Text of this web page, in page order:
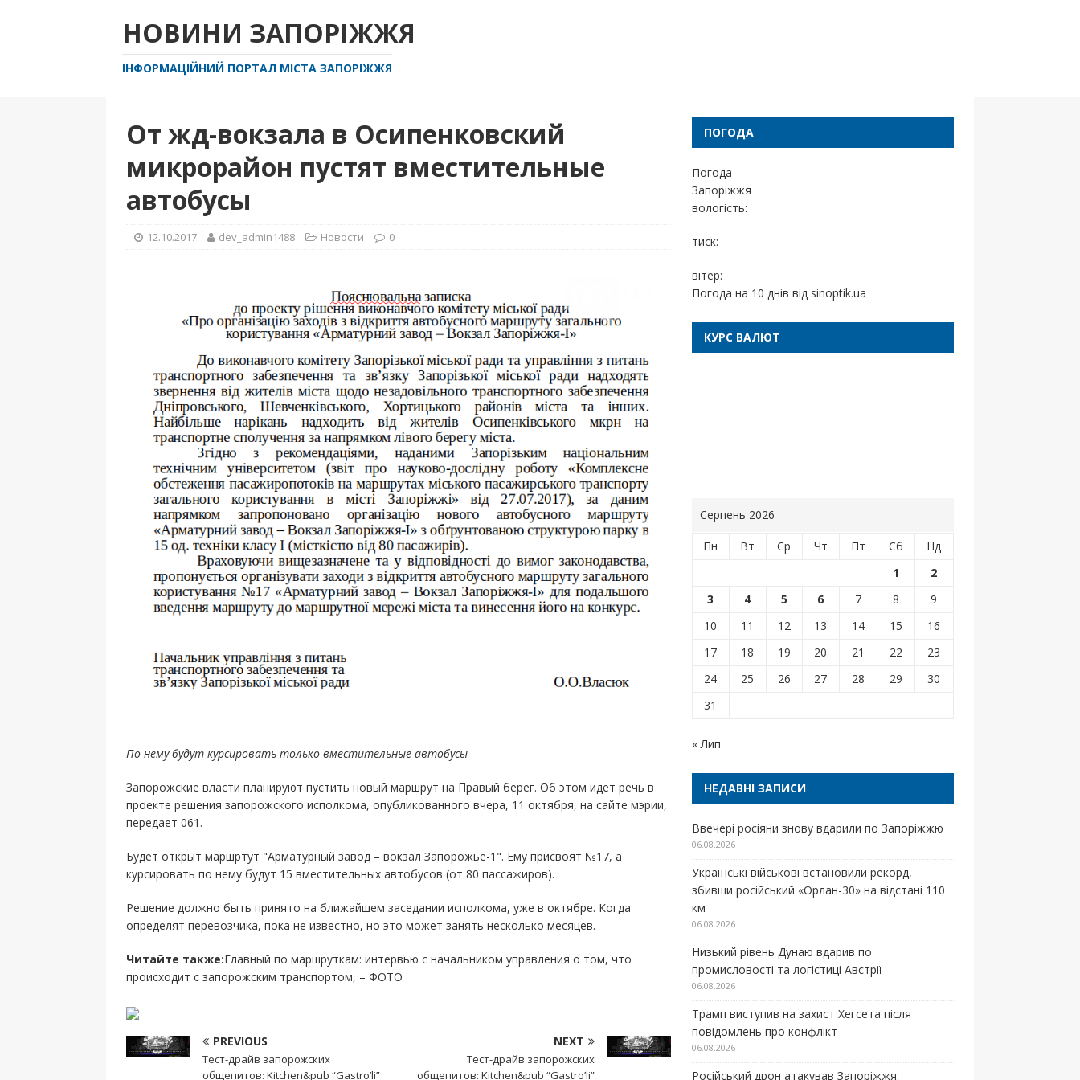
НОВИНИ ЗАПОРІЖЖЯ
ІНФОРМАЦІЙНИЙ ПОРТАЛ МІСТА ЗАПОРІЖЖЯ
От жд-вокзала в Осипенковский
микрорайон пустят вместительные
автобусы
12.10.2017 dev_admin1488 Новости 0
По нему будут курсировать только вместительные автобусы
Запорожские власти планируют пустить новый маршрут на Правый берег. Об этом идет речь в
проекте решения запорожского исполкома, опубликованного вчера, 11 октября, на сайте мэрии,
передает 061.
Будет открыт маршртут "Арматурный завод – вокзал Запорожье-1". Ему присвоят №17, а
курсировать по нему будут 15 вместительных автобусов (от 80 пассажиров).
Решение должно быть принято на ближайшем заседании исполкома, уже в октябре. Когда
определят перевозчика, пока не известно, но это может занять несколько месяцев.
Читайте также:Главный по маршруткам: интервью с начальником управления о том, что
происходит с запорожским транспортом, – ФОТО
PREVIOUS
Тест-драйв запорожских
общепитов: Kitchen&pub “Gastro’li”
NEXT
Тест-драйв запорожских
общепитов: Kitchen&pub “Gastro’li”
ПОГОДА
Погода
Запоріжжя
вологість:
тиск:
вітер:
Погода на 10 днів від sinoptik.ua
КУРС ВАЛЮТ
Серпень 2026
Пн Вт Ср Чт Пт Сб
Нд
1
2
3
4 5 6 7 8
9
10
11 12 13 14 15
16
17
18 19 20 21 22
23
24
25 26 27 28 29
30
31
« Лип
НЕДАВНІ ЗАПИСИ
Ввечері росіяни знову вдарили по Запоріжжю
06.08.2026
Українські військові встановили рекорд,
збивши російський «Орлан-30» на відстані 110
км
06.08.2026
Низький рівень Дунаю вдарив по
промисловості та логістиці Австрії
06.08.2026
Трамп виступив на захист Хегсета після
повідомлень про конфлікт
06.08.2026
Російський дрон атакував Запоріжжя: